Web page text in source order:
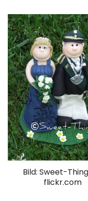
Newsletter
Impressum/
TwitterRSS
Spotify
Bild: Sweet-
flickr.com